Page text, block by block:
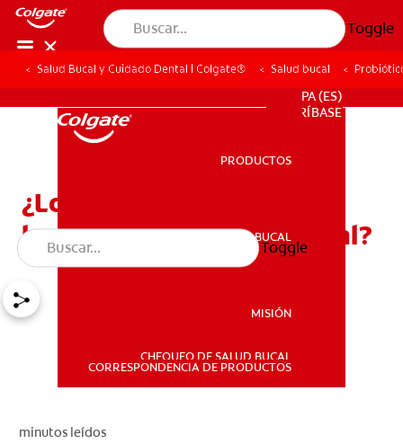
Toggle
SALUD BUCAL
PA (ES)
SUSCRÍBASE
PRODUCTOS
SALUD BUCAL
MISIÓN
CHEQUEO DE SALUD BUCAL
CORRESPONDENCIA DE PRODUCTOS
Toggle
Salud Bucal y Cuidado Dental | Colgate® Salud bucal
¿Los probióticos son
buenos para la salud bucal?
minutos leídos